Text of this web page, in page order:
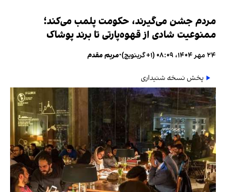
مردم جشن می‌گیرند، حکومت پلمب می‌کند؛
ممنوعیت شادی از قهوه‌پارتی تا برند پوشاک
۲۴ مهر ۱۴۰۴، ۰۸:۰۹ (‎+۱ گرینویچ) •مریم مقدم
پخش نسخه شنیداری